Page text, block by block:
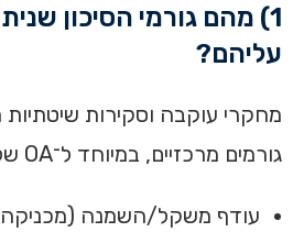
1) מהם גורמי הסיכון
עליהם?
מחקרי עוקבה וסקירות שיטתיות
גורמים מרכזיים, במיוחד ל־OA של הברך:
עודף משקל/השמנה